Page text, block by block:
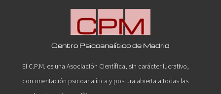
Centro Psicoanalítico de Madrid
El C.P.M. es una Asociación Científica, sin carácter lucrativo,
con orientación psicoanalítica y postura abierta a todas las